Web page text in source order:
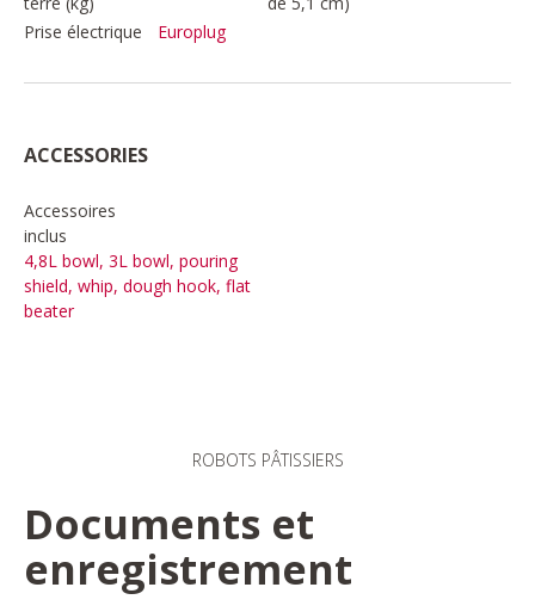
Prise électrique Europlug
ACCESSORIES
Accessoires
inclus
4,8L bowl, 3L bowl, pouring
shield, whip, dough hook, flat
beater
ROBOTS PÂTISSIERS
Documents et
enregistrement